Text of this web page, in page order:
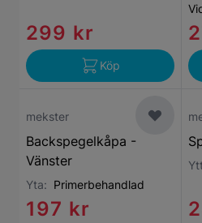
299 kr
Köp
mekster
Backspegelkåpa -
Vänster
Yta: Primerbehandlad
197 kr